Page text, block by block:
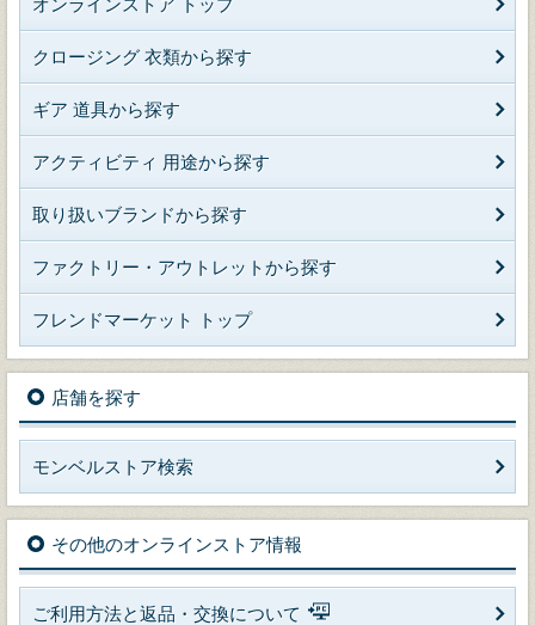
クロージング 衣類から探す
ギア 道具から探す
アクティビティ 用途から探す
取り扱いブランドから探す
ファクトリー・アウトレットから探す
フレンドマーケット トップ
店舗を探す
モンベルストア検索
その他のオンラインストア情報
ご利用方法と返品・交換について